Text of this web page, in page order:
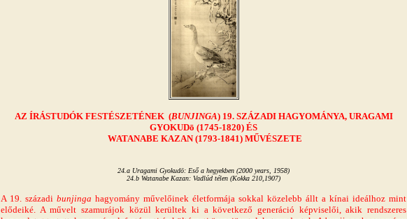
AZ ÍRÁSTUDÓK FESTÉSZETÉNEK (BUNJINGA) 19. SZÁZADI HAGYOMÁNYA, URAGAMI
GYOKUDō (1745-1820) ÉS
WATANABE KAZAN (1793-1841) MŰVÉSZETE
24.a Uragami Gyokudō: Eső a hegyekben (2000 years, 1958)
24.b Watanabe Kazan: Vadlúd télen (Kokka 210,1907)
A 19. századi bunjinga hagyomány művelőinek életformája sokkal közelebb állt a kínai ideálhoz mint
elődeiké. A művelt szamurájok közül kerültek ki a következő generáció képviselői, akik rendszeres